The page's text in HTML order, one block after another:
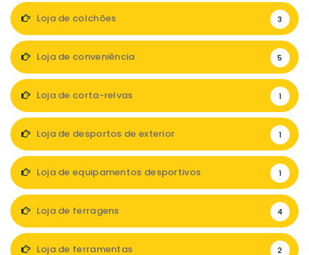
Loja de colchões 3
Loja de conveniência 5
Loja de corta-relvas 1
Loja de desportos de exterior 1
Loja de equipamentos desportivos 1
Loja de ferragens 4
Loja de ferramentas 2